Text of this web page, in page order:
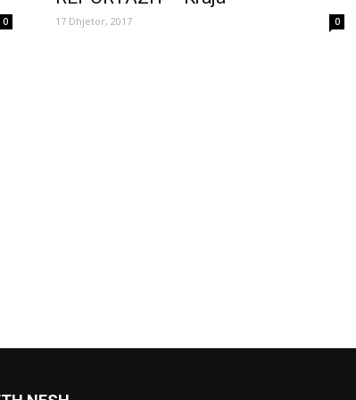
0 17 Dhjetor, 2017 0